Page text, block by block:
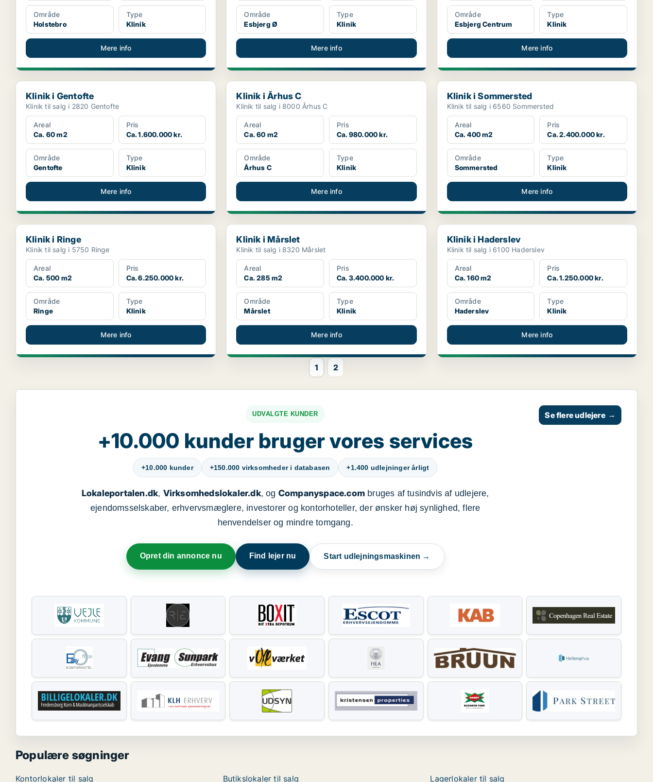
Område
Holstebro
Type
Klinik
Mere info
Område
Esbjerg Ø
Type
Klinik
Mere info
Område
Esbjerg Centrum
Type
Klinik
Mere info
Klinik i Gentofte
Klinik i Gentofte
Klinik til salg i 2820 Gentofte
Areal
Ca. 60 m2
Pris
Ca. 1.600.000 kr.
Område
Gentofte
Type
Klinik
Mere info
Klinik i Århus C
Klinik i Århus C
Klinik til salg i 8000 Århus C
Areal
Ca. 60 m2
Pris
Ca. 980.000 kr.
Område
Århus C
Type
Klinik
Mere info
Klinik i Sommersted
Klinik i Sommersted
Klinik til salg i 6560 Sommersted
Areal
Ca. 400 m2
Pris
Ca. 2.400.000 kr.
Område
Sommersted
Type
Klinik
Mere info
Klinik i Ringe
Klinik i Ringe
Klinik til salg i 5750 Ringe
Areal
Ca. 500 m2
Pris
Ca. 6.250.000 kr.
Område
Ringe
Type
Klinik
Mere info
Klinik i Mårslet
Klinik i Mårslet
Klinik til salg i 8320 Mårslet
Areal
Ca. 285 m2
Pris
Ca. 3.400.000 kr.
Område
Mårslet
Type
Klinik
Mere info
Klinik i Haderslev
Klinik i Haderslev
Klinik til salg i 6100 Haderslev
Areal
Ca. 160 m2
Pris
Ca. 1.250.000 kr.
Område
Haderslev
Type
Klinik
Mere info
1 2
UDVALGTE KUNDER
+10.000 kunder bruger vores services
+10.000 kunder +150.000 virksomheder i databasen +1.400 udlejninger årligt
Lokaleportalen.dk, Virksomhedslokaler.dk, og Companyspace.combruges af tusindvis af udlejere,
ejendomsselskaber, erhvervsmæglere, investorer og kontorhoteller, der ønsker høj synlighed, flere
henvendelser og mindre tomgang.
Opret din annonce nu Find lejer nu Start udlejningsmaskinen →
Se flere udlejere →
Populære søgninger
Kontorlokaler til salg Butikslokaler til salg Lagerlokaler til salg